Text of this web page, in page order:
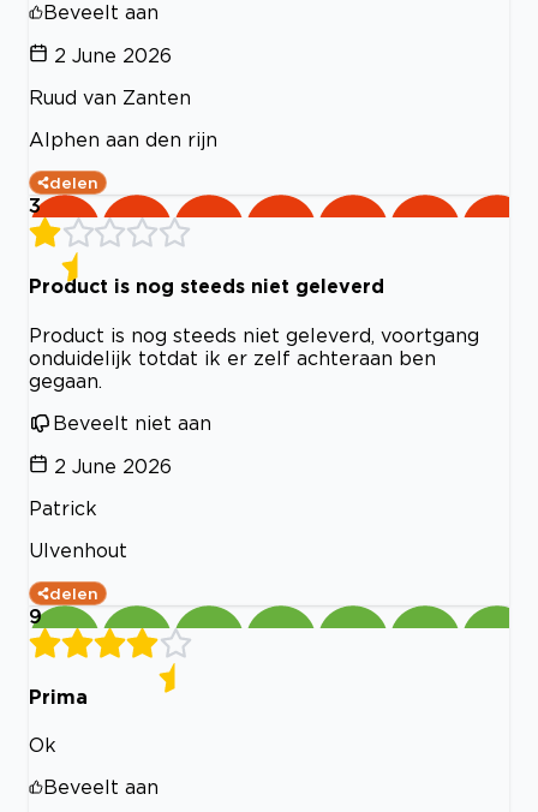
Beveelt aan
2 June 2026
Ruud van Zanten
Alphen aan den rijn
delen
3
Product is nog steeds niet geleverd
Product is nog steeds niet geleverd, voortgang
onduidelijk totdat ik er zelf achteraan ben
gegaan.
Beveelt niet aan
2 June 2026
Patrick
Ulvenhout
delen
9
Prima
Ok
Beveelt aan